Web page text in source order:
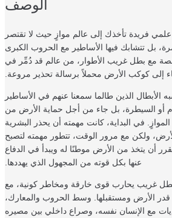
الوصف
فريدة تأخذك إلى عالم موازٍ حيث لا تقتصر
تتشابك فيها الأساطير مع الحروب الكبرى
مع بطل غريب الأطوار، من عالم قد دُمِّر في
كوكب الأرض محملاً برسالة تحذير مروعة.
الذين طالما سمعنا عنهم في الأساطير
أو السيطرة، بل جاء من أجل حماية الأرض من
في البداية، كانت مهمته أن يحذر البشرية
ولكن مع مرور الوقت، تتطور مهمته لتصبح
يتخذ من الأرض موطنًا له ويبدأ في الدفاع
عنها بكل قوته من المجهول الذي يهددها.
غريب يحارب قوى خارقة ومخاطر كونية، مع
الأرض ومستقبلها. وسط الحروب والمعارك،
مع الإنسان نفسه، وصراع داخلي بين مصيره